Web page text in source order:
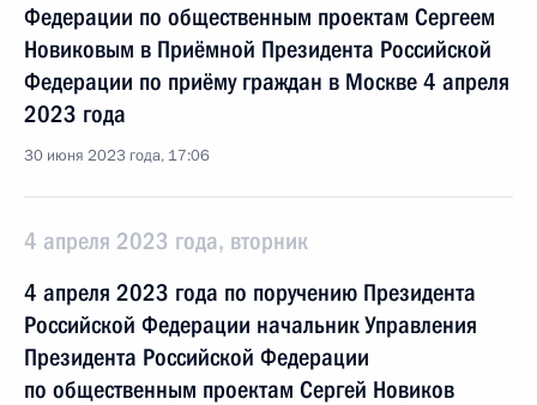
Федерации по общественным проектам Сергеем
Новиковым в Приёмной Президента Российской
Федерации по приёму граждан в Москве 4 апреля
2023 года
30 июня 2023 года, 17:06
4 апреля 2023 года, вторник
4 апреля 2023 года по поручению Президента
Российской Федерации начальник Управления
Президента Российской Федерации
по общественным проектам Сергей Новиков